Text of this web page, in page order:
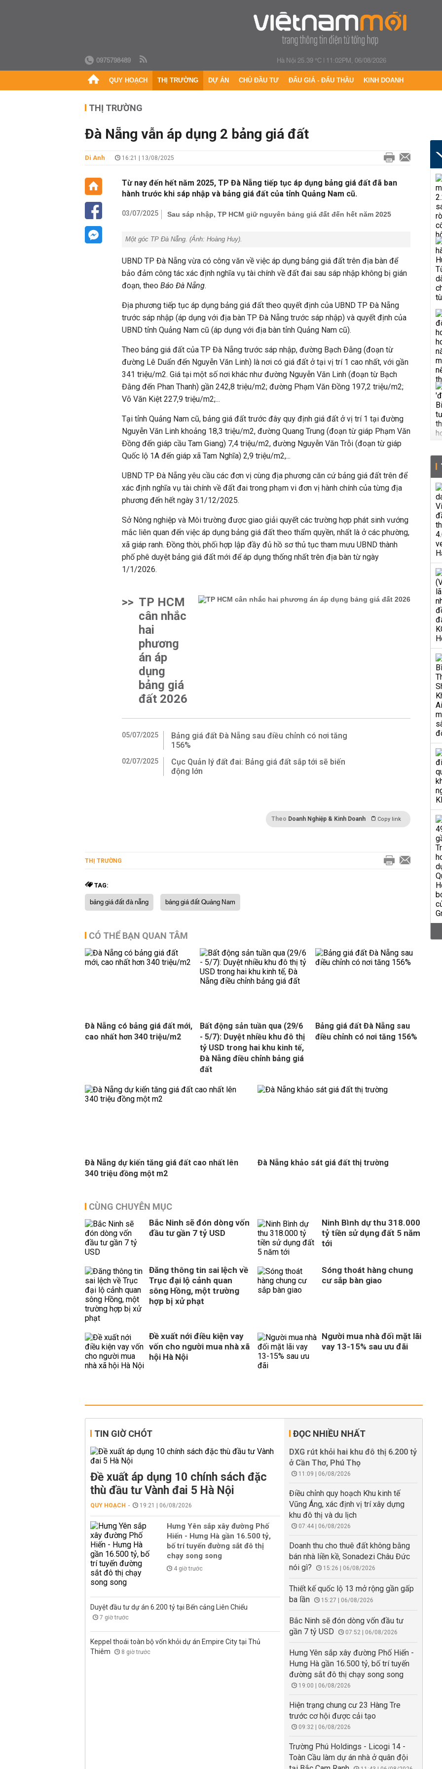
0975798489 Hà Nội 25.39 °C| 11:02PM, 06/08/2026
QUY HOẠCH THỊ TRƯỜNG DỰ ÁN CHỦ ĐẦU TƯ ĐẤU GIÁ - ĐẤU THẦU KINH DOANH
THỊ TRƯỜNG
Đà Nẵng vẫn áp dụng 2 bảng giá đất
Di Anh 16:21 | 13/08/2025
Từ nay đến hết năm 2025, TP Đà Nẵng tiếp tục áp dụng bảng giá đất đã ban
hành trước khi sáp nhập và bảng giá đất của tỉnh Quảng Nam cũ.
03/07/2025 Sau sáp nhập, TP HCM giữ nguyên bảng giá đất đến hết năm 2025
Một góc TP Đà Nẵng. (Ảnh: Hoàng Huy).
UBND TP Đà Nẵng vừa có công văn về việc áp dụng bảng giá đất trên địa bàn để
bảo đảm công tác xác định nghĩa vụ tài chính về đất đai sau sáp nhập không bị gián
đoạn, theo Báo Đà Nẵng.
Địa phương tiếp tục áp dụng bảng giá đất theo quyết định của UBND TP Đà Nẵng
trước sáp nhập (áp dụng với địa bàn TP Đà Nẵng trước sáp nhập) và quyết định của
UBND tỉnh Quảng Nam cũ (áp dụng với địa bàn tỉnh Quảng Nam cũ).
Theo bảng giá đất của TP Đà Nẵng trước sáp nhập, đường Bạch Đằng (đoạn từ
đường Lê Duẩn đến Nguyễn Văn Linh) là nơi có giá đất ở tại vị trí 1 cao nhất, với gần
341 triệu/m2. Giá tại một số nơi khác như đường Nguyễn Văn Linh (đoạn từ Bạch
Đằng đến Phan Thanh) gần 242,8 triệu/m2; đường Phạm Văn Đồng 197,2 triệu/m2;
Võ Văn Kiệt 227,9 triệu/m2;...
Tại tỉnh Quảng Nam cũ, bảng giá đất trước đây quy định giá đất ở vị trí 1 tại đường
Nguyễn Văn Linh khoảng 18,3 triệu/m2, đường Quang Trung (đoạn từ giáp Phạm Văn
Đồng đến giáp cầu Tam Giang) 7,4 triệu/m2, đường Nguyễn Văn Trỗi (đoạn từ giáp
Quốc lộ 1A đến giáp xã Tam Nghĩa) 2,9 triệu/m2,...
UBND TP Đà Nẵng yêu cầu các đơn vị cùng địa phương căn cứ bảng giá đất trên để
xác định nghĩa vụ tài chính về đất đai trong phạm vi đơn vị hành chính của từng địa
phương đến hết ngày 31/12/2025.
Sở Nông nghiệp và Môi trường được giao giải quyết các trường hợp phát sinh vướng
mắc liên quan đến việc áp dụng bảng giá đất theo thẩm quyền, nhất là ở các phường,
xã giáp ranh. Đồng thời, phối hợp lập đầy đủ hồ sơ thủ tục tham mưu UBND thành
phố phê duyệt bảng giá đất mới để áp dụng thống nhất trên địa bàn từ ngày
1/1/2026.
>> TP HCM
cân nhắc
hai
phương
án áp
dụng
bảng giá
đất 2026
05/07/2025
Bảng giá đất Đà Nẵng sau điều chỉnh có nơi tăng
156%
02/07/2025
Cục Quản lý đất đai: Bảng giá đất sắp tới sẽ biến
động lớn
Theo Doanh Nghiệp & Kinh Doanh Copy link
THỊ TRƯỜNG
TAG:
bảng giá đất đà nẵng bảng giá đất Quảng Nam
CÓ THỂ BẠN QUAN TÂM
Đà Nẵng có bảng giá đất mới,
cao nhất hơn 340 triệu/m2
Bất động sản tuần qua (29/6
- 5/7): Duyệt nhiều khu đô thị
tỷ USD trong hai khu kinh tế,
Đà Nẵng điều chỉnh bảng giá
đất
Bảng giá đất Đà Nẵng sau
điều chỉnh có nơi tăng 156%
Đà Nẵng dự kiến tăng giá đất cao nhất lên
340 triệu đồng một m2
Đà Nẵng khảo sát giá đất thị trường
CÙNG CHUYÊN MỤC
Bắc Ninh sẽ đón dòng vốn
đầu tư gần 7 tỷ USD
Ninh Bình dự thu 318.000
tỷ tiền sử dụng đất 5 năm
tới
Đăng thông tin sai lệch về
Trục đại lộ cảnh quan
sông Hồng, một trường
hợp bị xử phạt
Sóng thoát hàng chung
cư sắp bàn giao
Đề xuất nới điều kiện vay
vốn cho người mua nhà xã
hội Hà Nội
Người mua nhà đối mặt lãi
vay 13-15% sau ưu đãi
TIN GIỜ CHÓT
Đề xuất áp dụng 10 chính sách đặc
thù đầu tư Vành đai 5 Hà Nội
QUY HOẠCH 19:21 | 06/08/2026
Hưng Yên sắp xây đường Phố
Hiến - Hưng Hà gần 16.500 tỷ,
bố trí tuyến đường sắt đô thị
chạy song song
4 giờ trước
Duyệt đầu tư dự án 6.200 tỷ tại Bến cảng Liên Chiểu
7 giờ trước
Keppel thoái toàn bộ vốn khỏi dự án Empire City tại Thủ
Thiêm
8 giờ trước
ĐỌC NHIỀU NHẤT
DXG rút khỏi hai khu đô thị 6.200 tỷ
ở Cần Thơ, Phú Thọ
11:09 | 06/08/2026
Điều chỉnh quy hoạch Khu kinh tế
Vũng Áng, xác định vị trí xây dựng
khu đô thị và du lịch
07:44 | 06/08/2026
Doanh thu cho thuê đất không bằng
bán nhà liền kề, Sonadezi Châu Đức
nói gì?
15:26 | 06/08/2026
Thiết kế quốc lộ 13 mở rộng gần gấp
ba lần
15:27 | 06/08/2026
Bắc Ninh sẽ đón dòng vốn đầu tư
gần 7 tỷ USD
07:52 | 06/08/2026
Hưng Yên sắp xây đường Phố Hiến -
Hưng Hà gần 16.500 tỷ, bố trí tuyến
đường sắt đô thị chạy song song
19:00 | 06/08/2026
Hiện trạng chung cư 23 Hàng Tre
trước cơ hội được cải tạo
09:32 | 06/08/2026
Trường Phú Holdings - Licogi 14 -
Toàn Cầu làm dự án nhà ở quân đội